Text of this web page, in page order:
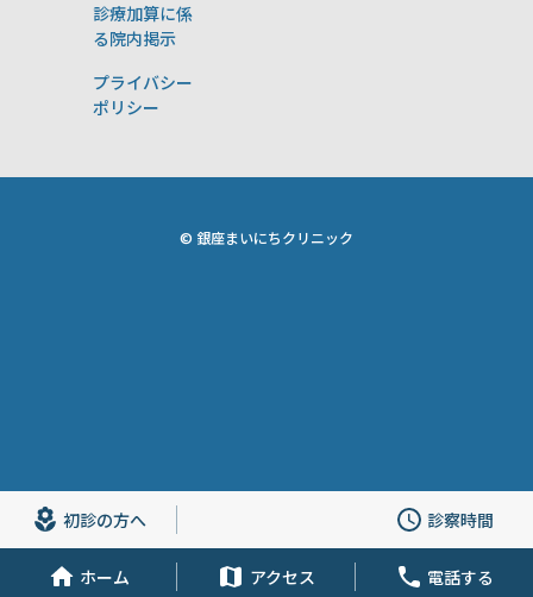
初診の方へ 診察時間
ホーム アクセス 電話する
診療加算に係
る院内掲示
プライバシー
ポリシー
© 銀座まいにちクリニック